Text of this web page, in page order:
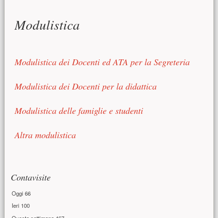
Modulistica
Modulistica dei Docenti ed ATA per la Segreteria
Modulistica dei Docenti per la didattica
Modulistica delle famiglie e studenti
Altra modulistica
Contavisite
Oggi66
Ieri 100